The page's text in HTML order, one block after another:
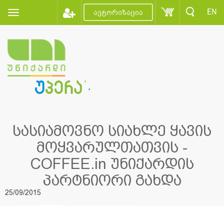
ავტორიზაცია EN
სასიამოვნო სიახლე ყავის
მოყვარულთათვის -
COFFEE.in უნიქარდის
პარტნიორი გახდა
25/09/2015